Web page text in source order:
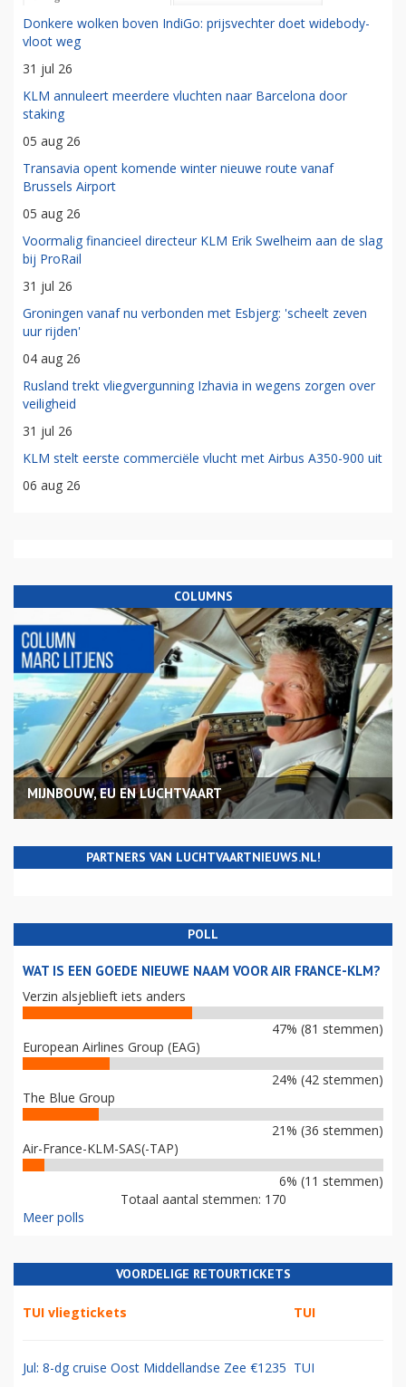
Donkere wolken boven IndiGo: prijsvechter doet widebody-
vloot weg
31 jul 26
KLM annuleert meerdere vluchten naar Barcelona door
staking
05 aug 26
Transavia opent komende winter nieuwe route vanaf
Brussels Airport
05 aug 26
Voormalig financieel directeur KLM Erik Swelheim aan de slag
bij ProRail
31 jul 26
Groningen vanaf nu verbonden met Esbjerg: 'scheelt zeven
uur rijden'
04 aug 26
Rusland trekt vliegvergunning Izhavia in wegens zorgen over
veiligheid
31 jul 26
KLM stelt eerste commerciële vlucht met Airbus A350-900 uit
06 aug 26
COLUMNS
MIJNBOUW, EU EN LUCHTVAART
PARTNERS VAN LUCHTVAARTNIEUWS.NL!
POLL
WAT IS EEN GOEDE NIEUWE NAAM VOOR AIR FRANCE-KLM?
Verzin alsjeblieft iets anders
47% (81 stemmen)
European Airlines Group (EAG)
24% (42 stemmen)
The Blue Group
21% (36 stemmen)
Air-France-KLM-SAS(-TAP)
6% (11 stemmen)
Totaal aantal stemmen: 170
Meer polls
VOORDELIGE RETOURTICKETS
TUI vliegtickets TUI
Jul: 8-dg cruise Oost Middellandse Zee €1235 TUI